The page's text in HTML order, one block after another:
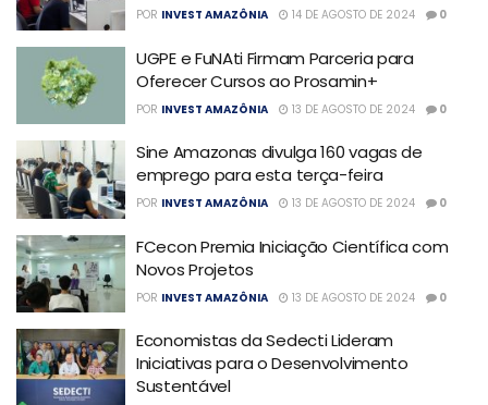
POR INVEST AMAZÔNIA 14 DE AGOSTO DE 2024 0
UGPE e FuNAti Firmam Parceria para
Oferecer Cursos ao Prosamin+
POR INVEST AMAZÔNIA 13 DE AGOSTO DE 2024 0
Sine Amazonas divulga 160 vagas de
emprego para esta terça-feira
POR INVEST AMAZÔNIA 13 DE AGOSTO DE 2024 0
FCecon Premia Iniciação Científica com
Novos Projetos
POR INVEST AMAZÔNIA 13 DE AGOSTO DE 2024 0
Economistas da Sedecti Lideram
Iniciativas para o Desenvolvimento
Sustentável